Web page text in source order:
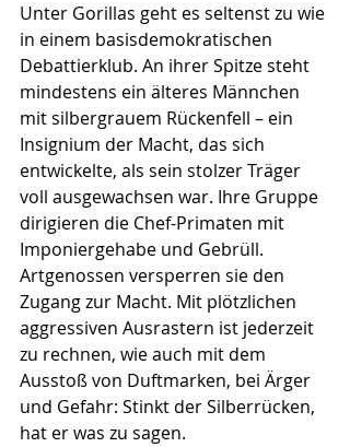
Unter Gorillas geht es seltenst zu wie
in einem basisdemokratischen
Debattierklub. An ihrer Spitze steht
mindestens ein älteres Männchen
mit silbergrauem Rückenfell – ein
Insignium der Macht, das sich
entwickelte, als sein stolzer Träger
voll ausgewachsen war. Ihre Gruppe
dirigieren die Chef-Primaten mit
Imponiergehabe und Gebrüll.
Artgenossen versperren sie den
Zugang zur Macht. Mit plötzlichen
aggressiven Ausrastern ist jederzeit
zu rechnen, wie auch mit dem
Ausstoß von Duftmarken, bei Ärger
und Gefahr: Stinkt der Silberrücken,
hat er was zu sagen.